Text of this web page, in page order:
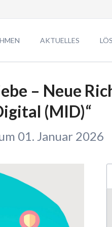
iPhone optimiert
klare Prozesse
für KI-Projekte
AKTUELLES
– Neue
(MID)“
01. Januar 2026